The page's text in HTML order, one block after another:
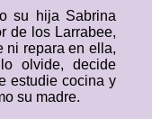
su hija Sabrina
de los Larrabee,
ni repara en ella,
olvide, decide
estudie cocina y
su madre.